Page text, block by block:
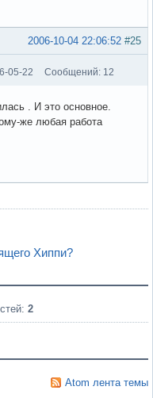
#25
2006-10-04 22:06:52
05-22 Сообщений: 12
. И это основное.
же любая работа
Хиппи?
2
Atom лента темы